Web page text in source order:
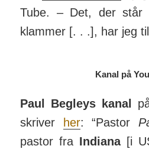
Tube. – Det, der står
klammer [. . .], har jeg
Kanal på
Paul Begleys kanal
skriver
her: “Pastor
pastor fra Indiana[i